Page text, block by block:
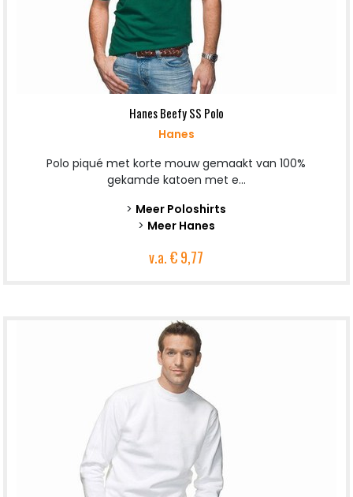
Hanes Beefy SS Polo
Hanes
Polo piqué met korte mouw gemaakt van 100%
gekamde katoen met e...
> Meer Poloshirts
> Meer Hanes
v.a.€ 9,77